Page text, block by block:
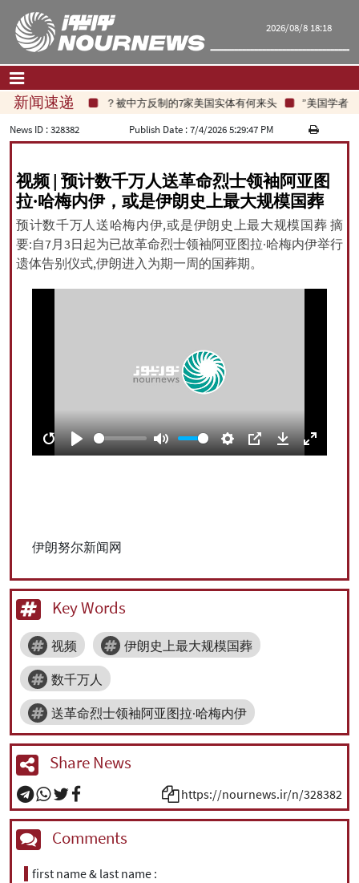
2026/08/8 18:18
首页 联系我们|关于我们
评论频道
政治
经济
文化.社会
世界
All rights reserved for NourNews
Copyright © 2021 www.nournews.ir
新闻速递 被中方反制的7家美国实体有何来头？
美国学者：
News ID :328382 Publish Date :7/4/2026 5:29:47 PM
视频 | 预计数千万人送革命烈士领袖阿亚图
拉·哈梅内伊，或是伊朗史上最大规模国葬
预计数千万人送哈梅内伊,或是伊朗史上最大规模国葬 摘
要:自7月3日起为已故革命烈士领袖阿亚图拉·哈梅内伊举行
遗体告别仪式,伊朗进入为期一周的国葬期。
RestartPlay Mute Settings
PIP Download
Enter
伊朗努尔新闻网
Key Words
视频 伊朗史上最大规模国葬
数千万人
送革命烈士领袖阿亚图拉·哈梅内伊
Share News
https://nournews.ir/n/328382
Comments
first name & last name